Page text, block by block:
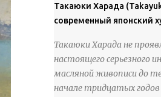
18 век. Шахматный
против турок" в
см, Холмогоры, 18 век....
покрова может
матовая. Такое свойство
метелевого и
Тем не менее, иногда
количество
располагаться в одной
Такаюки Харада
современный японский
Такаюки Харада не
настоящего серьезного
масляной живописи до
начале тридцатых годов